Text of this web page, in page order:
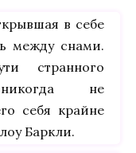
в себе
между снами.
странного
не
себя крайне
Баркли.